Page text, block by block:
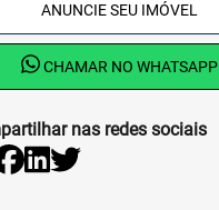
ANUNCIE SEU IMÓVEL
CHAMAR NO WHATSAPP
nas redes sociais